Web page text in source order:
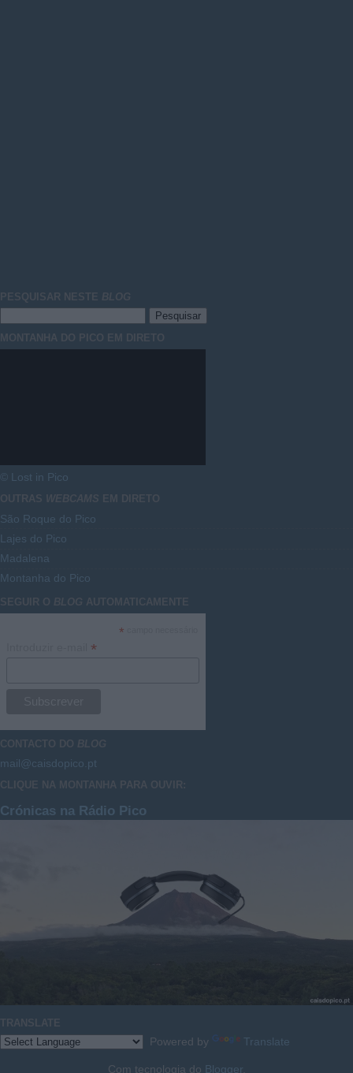
PESQUISAR NESTE BLOG
MONTANHA DO PICO EM DIRETO
© Lost in Pico
OUTRAS WEBCAMS EM DIRETO
São Roque do Pico
Lajes do Pico
Madalena
Montanha do Pico
SEGUIR O BLOG AUTOMATICAMENTE
*
*
CONTACTO DO BLOG
mail@caisdopico.pt
CLIQUE NA MONTANHA PARA OUVIR:
Crónicas na Rádio Pico
TRANSLATE
Powered by Translate
Com tecnologia do Blogger.